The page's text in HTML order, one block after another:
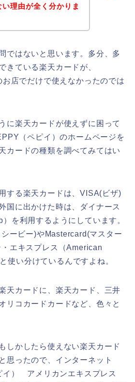
理由が全く分かりま
ではないと思います。多分、多
きている楽天カードが、
店でだけで使えなかったのでは
に楽天カードが使えずに困って
（ペピイ）のホームページを
カードの種類を調べてみてはい
する楽天カードは、VISA(ビザ)
国に出かけた時は、ダイナース
を利用するようにしています。
ービー)やMastercard(マスター
エキスプレス（American
使い分けているんですよね。
天カードに、楽天カード、三井
リコカードカードなど、色々と
しかしたら使えない楽天カード
思ったので、インターネット
イ） アメリカンエキスプレス